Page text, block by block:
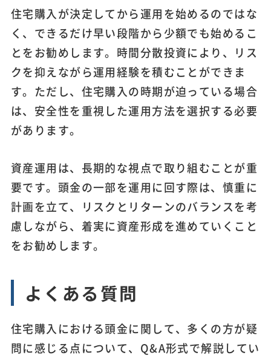
住宅購入が決定してから運用を始めるのではな
く、できるだけ早い段階から少額でも始めるこ
とをお勧めします。時間分散投資により、リス
クを抑えながら運用経験を積むことができま
す。ただし、住宅購入の時期が迫っている場合
は、安全性を重視した運用方法を選択する必要
があります。
資産運用は、長期的な視点で取り組むことが重
要です。頭金の一部を運用に回す際は、慎重に
計画を立て、リスクとリターンのバランスを考
慮しながら、着実に資産形成を進めていくこと
をお勧めします。
よくある質問
住宅購入における頭金に関して、多くの方が疑
問に感じる点について、Q&A形式で解説してい